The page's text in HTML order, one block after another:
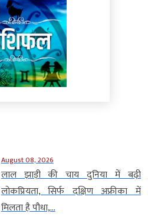
August 08, 2026
लाल झाड़ी की चाय दुनिया में बढ़ी
लोकप्रियता, सिर्फ दक्षिण अफ्रीका में
मिलता है पौधा,...